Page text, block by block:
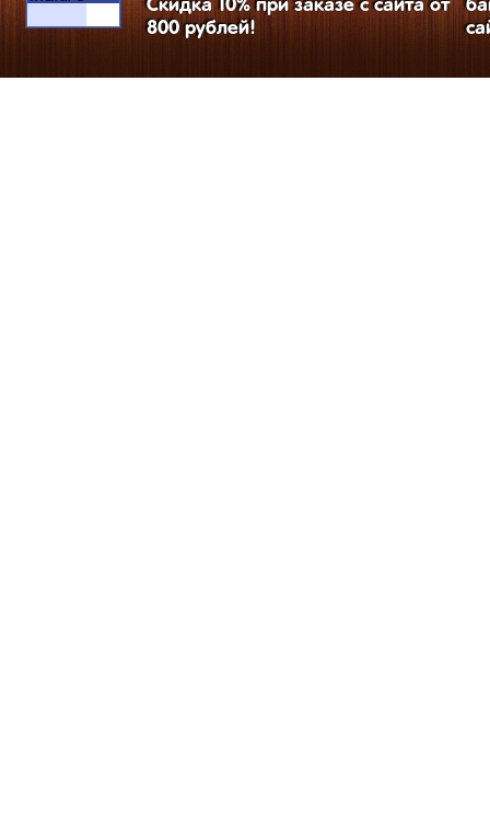
Скидка 10% при заказе с сайта от
800 рублей!